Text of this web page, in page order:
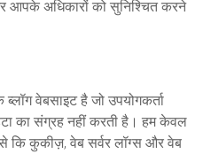
अधिकारों को सुनिश्चित करने
वेबसाइट है जो उपयोगकर्ता
का संग्रह नहीं करती है। हम केवल
कुकीज़, वेब सर्वर लॉग्स और वेब